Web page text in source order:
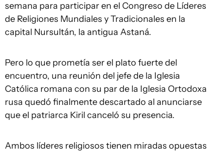
semana para participar en el Congreso de Líderes
de Religiones Mundiales y Tradicionales en la
capital Nursultán, la antigua Astaná.
Pero lo que prometía ser el plato fuerte del
encuentro, una reunión del jefe de la Iglesia
Católica romana con su par de la Iglesia Ortodoxa
rusa quedó finalmente descartado al anunciarse
que el patriarca Kiril canceló su presencia.
Ambos líderes religiosos tienen miradas opuestas